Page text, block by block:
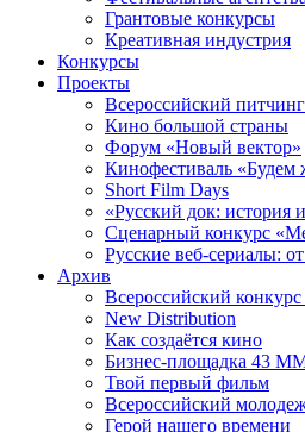
Грантовые конкурсы
Креативная индустрия
Конкурсы
Проекты
Всероссийский
Кино большой страны
Форум «Новый вектор»
Кинофестиваль «Будем
Short Film Days
«Русский док: история
Сценарный конкурс
Русские веб-сериалы:
Архив
Всероссийский
New Distribution
Как создаётся кино
Бизнес-площадка 43
Твой первый фильм
Всероссийский
Герой нашего времени